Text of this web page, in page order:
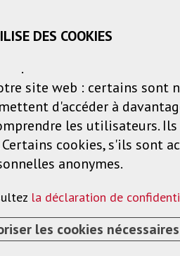
Listes de voeux
Solutions Services
PTZ 1080P / 60FPS / NOIR
DES COOKIES
.
site web : certains sont
d'accéder à
les utilisateurs.
cookies, s'ils sont
anonymes.
la déclaration de
les cookies nécessaires